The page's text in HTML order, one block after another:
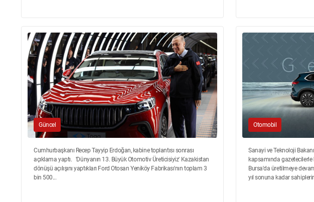
Güncel
Cumhurbaşkanı Recep Tayyip Erdoğan, kabine toplantısı sonrası
açıklama yaptı. 'Dünyanın 13. Büyük Otomotiv Üreticisiyiz' Kazakistan
dönüşü açılışını yaptıkları Ford Otosan Yeniköy Fabrikası'nın toplam 3
bin 500...
Otomobil
Sanayi ve Teknoloji
kapsamında
Bursa'da üretilmeye
yıl sonuna kadar